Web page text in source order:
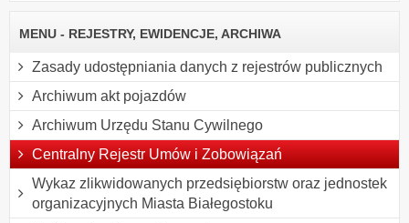
MENU - REJESTRY, EWIDENCJE, ARCHIWA
Zasady udostępniania danych z rejestrów publicznych
Archiwum akt pojazdów
Archiwum Urzędu Stanu Cywilnego
Centralny Rejestr Umów i Zobowiązań
Wykaz zlikwidowanych przedsiębiorstw oraz jednostek
organizacyjnych Miasta Białegostoku